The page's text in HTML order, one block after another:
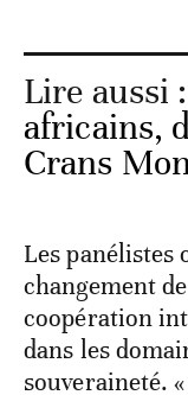
Lire aussi :
africains,
Crans
Les panélistes
changement
coopération
dans les
souveraineté.